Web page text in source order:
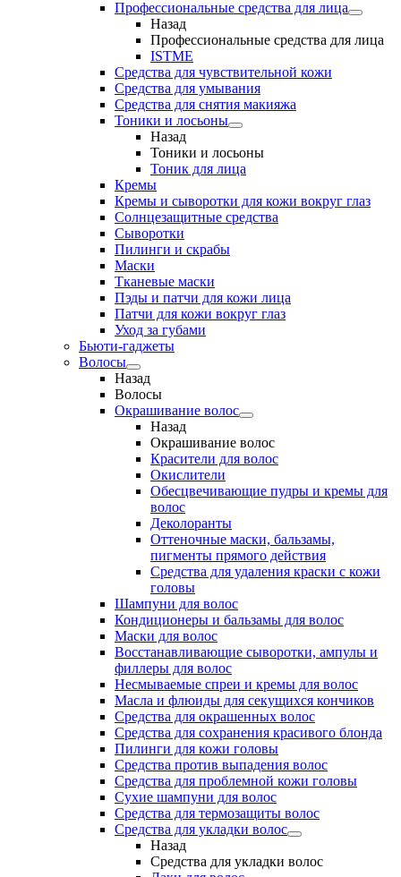
Профессиональные средства для лица
Назад
Профессиональные средства для лица
ISTME
Средства для чувствительной кожи
Средства для умывания
Средства для снятия макияжа
Тоники и лосьоны
Назад
Тоники и лосьоны
Тоник для лица
Кремы
Кремы и сыворотки для кожи вокруг глаз
Солнцезащитные средства
Сыворотки
Пилинги и скрабы
Маски
Тканевые маски
Пэды и патчи для кожи лица
Патчи для кожи вокруг глаз
Уход за губами
Бьюти-гаджеты
Волосы
Назад
Волосы
Окрашивание волос
Назад
Окрашивание волос
Красители для волос
Окислители
Обесцвечивающие пудры и кремы для
волос
Деколоранты
Оттеночные маски, бальзамы,
пигменты прямого действия
Средства для удаления краски с кожи
головы
Шампуни для волос
Кондиционеры и бальзамы для волос
Маски для волос
Восстанавливающие сыворотки, ампулы и
филлеры для волос
Несмываемые спреи и кремы для волос
Масла и флюиды для секущихся кончиков
Средства для окрашенных волос
Средства для сохранения красивого блонда
Пилинги для кожи головы
Средства против выпадения волос
Средства для проблемной кожи головы
Сухие шампуни для волос
Средства для термозащиты волос
Средства для укладки волос
Назад
Средства для укладки волос